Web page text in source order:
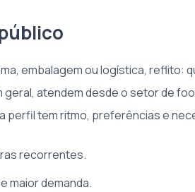
embalagem ou logística, reflito:
geral, atendem desde o setor de
perfil tem ritmo, preferências e
recorrentes.
maior demanda.